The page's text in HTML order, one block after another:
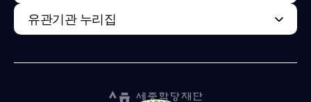
유관기관 누리집